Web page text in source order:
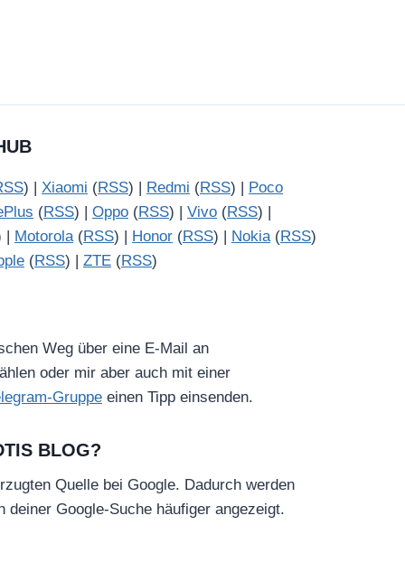
) | Xiaomi (RSS) | Redmi (RSS) | Poco
(RSS) | Oppo (RSS) | Vivo (RSS) |
| Motorola(RSS) | Honor (RSS) | Nokia(RSS)
(RSS) | ZTE (RSS)
Weg über eine E-Mail an
oder mir aber auch mit einer
Gruppe einen Tipp einsenden.
BLOG?
Quelle bei Google. Dadurch werden
deiner Google-Suche häufiger angezeigt.